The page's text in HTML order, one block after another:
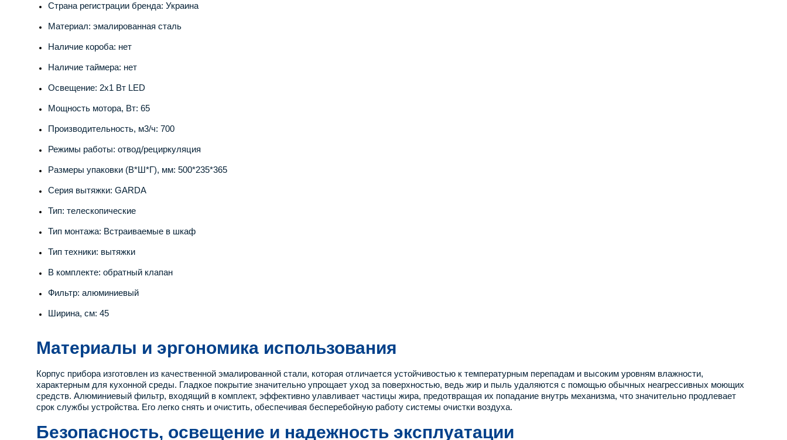
Страна регистрации бренда: Украина
Материал: эмалированная сталь
Наличие короба: нет
Наличие таймера: нет
Освещение: 2х1 Вт LED
Мощность мотора, Вт: 65
Производительность, м3/ч: 700
Режимы работы: отвод/рециркуляция
Размеры упаковки (В*Ш*Г), мм: 500*235*365
Серия вытяжки: GARDA
Тип: телескопические
Тип монтажа: Встраиваемые в шкаф
Тип техники: вытяжки
В комплекте: обратный клапан
Фильтр: алюминиевый
Ширина, см: 45
Материалы и эргономика использования
Корпус прибора изготовлен из качественной эмалированной стали, которая отличается устойчивостью к температурным перепадам и высоким уровням влажности,
характерным для кухонной среды. Гладкое покрытие значительно упрощает уход за поверхностью, ведь жир и пыль удаляются с помощью обычных неагрессивных моющих
средств. Алюминиевый фильтр, входящий в комплект, эффективно улавливает частицы жира, предотвращая их попадание внутрь механизма, что значительно продлевает
срок службы устройства. Его легко снять и очистить, обеспечивая бесперебойную работу системы очистки воздуха.
Безопасность, освещение и надежность эксплуатации